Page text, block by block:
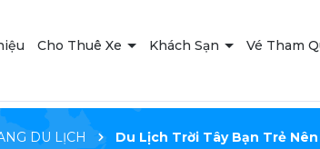
Cho Thuê Xe Khách Sạn Vé Tham
DU LỊCH Du Lịch Trời Tây Bạn Trẻ